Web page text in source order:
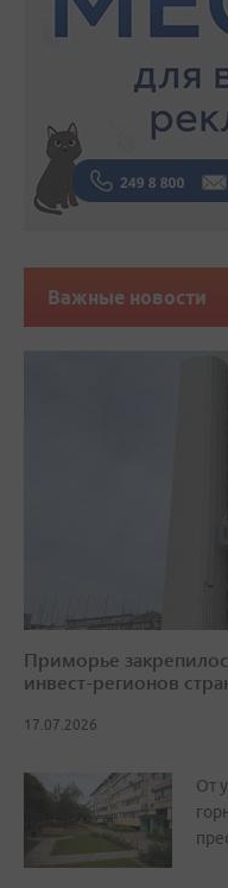
Важные новости
Приморье
инвест-регионов
17.07.2026
От